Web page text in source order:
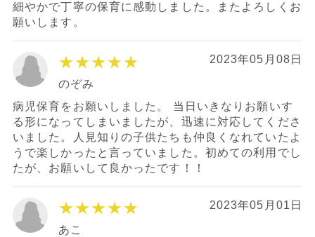
細やかで丁寧の保育に感動しました。またよろしくお
願いします。
★★★★★ 2023年05月08日
のぞみ
病児保育をお願いしました。 当日いきなりお願いす
る形になってしまいましたが、迅速に対応してくださ
いました。人見知りの子供たちも仲良くなれていたよ
うで楽しかったと言っていました。初めての利用でし
たが、お願いして良かったです！！
★★★★★ 2023年05月01日
あこ